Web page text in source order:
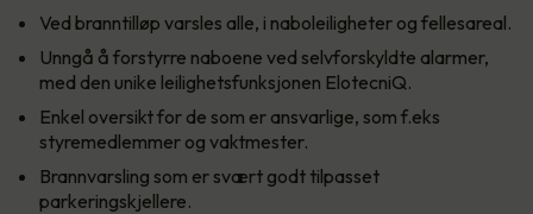
Ved branntilløp varsles alle, i naboleiligheter og fellesareal.
Unngå å forstyrre naboene ved selvforskyldte alarmer,
med den unike leilighetsfunksjonen ElotecniQ.
Enkel oversikt for de som er ansvarlige, som f.eks
styremedlemmer og vaktmester.
Brannvarsling som er svært godt tilpasset
parkeringskjellere.